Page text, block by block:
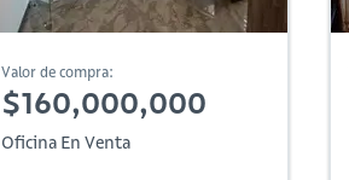
Valor de compra:
$160,000,000
Oficina En Venta